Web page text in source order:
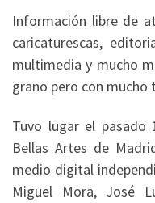
Información libre de
caricaturescas,
multimedia y mucho
grano pero con mucho
Tuvo lugar el pasado
Bellas Artes de
medio digital
Miguel Mora, José